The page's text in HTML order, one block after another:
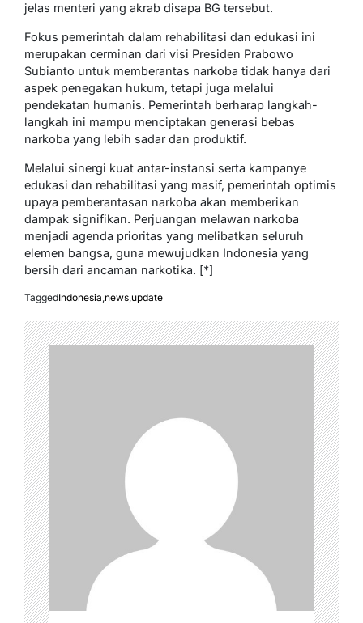
jelas menteri yang akrab disapa BG tersebut.
Fokus pemerintah dalam rehabilitasi dan edukasi ini
merupakan cerminan dari visi Presiden Prabowo
Subianto untuk memberantas narkoba tidak hanya dari
aspek penegakan hukum, tetapi juga melalui
pendekatan humanis. Pemerintah berharap langkah-
langkah ini mampu menciptakan generasi bebas
narkoba yang lebih sadar dan produktif.
Melalui sinergi kuat antar-instansi serta kampanye
edukasi dan rehabilitasi yang masif, pemerintah optimis
upaya pemberantasan narkoba akan memberikan
dampak signifikan. Perjuangan melawan narkoba
menjadi agenda prioritas yang melibatkan seluruh
elemen bangsa, guna mewujudkan Indonesia yang
bersih dari ancaman narkotika. [*]
TaggedIndonesia,news,update